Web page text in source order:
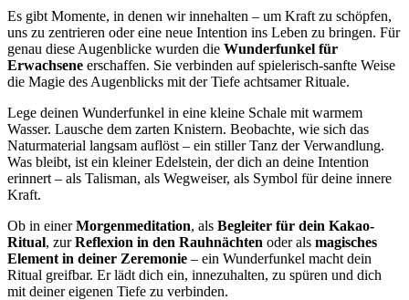
Es gibt Momente, in denen wir innehalten – um Kraft zu schöpfen,
uns zu zentrieren oder eine neue Intention ins Leben zu bringen. Für
genau diese Augenblicke wurden die Wunderfunkel für
Erwachsene erschaffen. Sie verbinden auf spielerisch-sanfte Weise
die Magie des Augenblicks mit der Tiefe achtsamer Rituale.
Lege deinen Wunderfunkel in eine kleine Schale mit warmem
Wasser. Lausche dem zarten Knistern. Beobachte, wie sich das
Naturmaterial langsam auflöst – ein stiller Tanz der Verwandlung.
Was bleibt, ist ein kleiner Edelstein, der dich an deine Intention
erinnert – als Talisman, als Wegweiser, als Symbol für deine innere
Kraft.
Ob in einerMorgenmeditation, als Begleiter für dein Kakao-
Ritual, zurReflexion in den Rauhnächten oder als magisches
Element in deiner Zeremonie – ein Wunderfunkel macht dein
Ritual greifbar. Er lädt dich ein, innezuhalten, zu spüren und dich
mit deiner eigenen Tiefe zu verbinden.